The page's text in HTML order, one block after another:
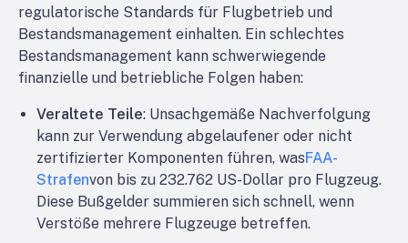
regulatorische Standards für Flugbetrieb und
Bestandsmanagement einhalten. Ein schlechtes
Bestandsmanagement kann schwerwiegende
finanzielle und betriebliche Folgen haben:
Veraltete Teile: Unsachgemäße Nachverfolgung
kann zur Verwendung abgelaufener oder nicht
zertifizierter Komponenten führen, wasFAA-
Strafenvon bis zu 232.762 US-Dollar pro Flugzeug.
Diese Bußgelder summieren sich schnell, wenn
Verstöße mehrere Flugzeuge betreffen.